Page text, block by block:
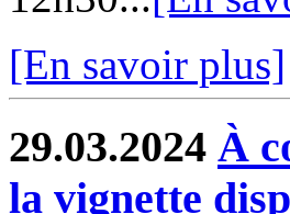
[En savoir plus]
29.03.2024 À
la vignette